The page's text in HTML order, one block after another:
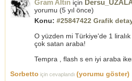
Gram Altın için
yorumu (5 yıl önce)
Konu: #25847422 Grafik
O yüzden mi Türkiye'de 1 liralık
çok satan araba!
Tempra , flash s en iyi araba
Sorbetto için cevaplandı (yorumu göster)